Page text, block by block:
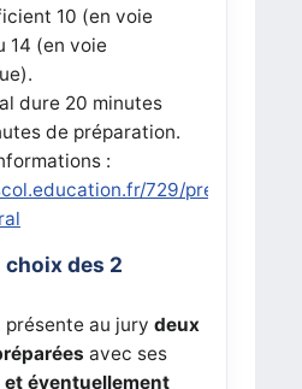
10 (en voie
14 (en voie
dure 20 minutes
de préparation.
:
729/
choix des 2
au jury deux
avec ses
et éventuellement